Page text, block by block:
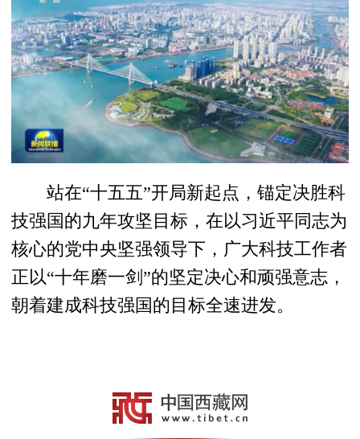
站在“十五五”开局新起点，锚定决胜科
技强国的九年攻坚目标，在以习近平同志为
核心的党中央坚强领导下，广大科技工作者
正以“十年磨一剑”的坚定决心和顽强意志，
朝着建成科技强国的目标全速进发。